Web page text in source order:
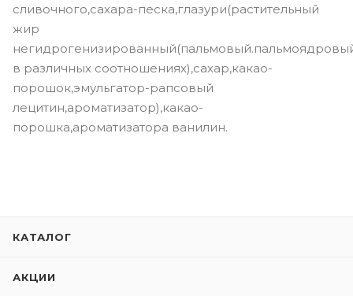
сливочного,сахара-песка,глазури(растительный
жир
в различных соотношениях),сахар,какао-
порошок,эмульгатор-рапсовый
лецитин,ароматизатор),какао-
порошка,ароматизатора ванилин.
КАТАЛОГ
АКЦИИ